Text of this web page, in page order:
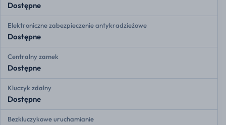
Dostępne
Elektroniczne zabezpieczenie antykradzieżowe
Dostępne
Centralny zamek
Dostępne
Kluczyk zdalny
Dostępne
Bezkluczykowe uruchamianie